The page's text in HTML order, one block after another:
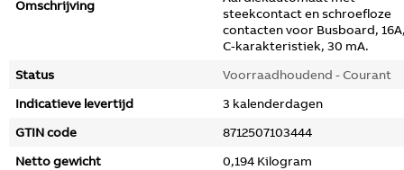
Omschrijving
steekcontact en schroefloze
contacten voor Busboard,
C-karakteristiek, 30 mA.
Status
Voorraadhoudend - Courant
Indicatieve levertijd
3 kalenderdagen
GTIN code
8712507103444
Netto gewicht
0,194 Kilogram